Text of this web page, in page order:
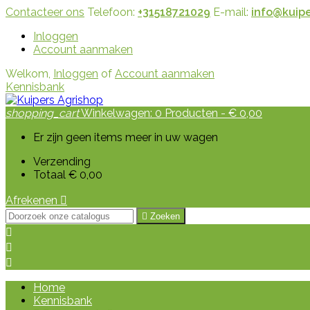
Contacteer ons Telefoon: +31518721029 E-mail:
Inloggen
Account aanmaken
Welkom, Inloggen of Account aanmaken
Kennisbank
shopping_cartWinkelwagen: 0 Producten - € 0,00
Er zijn geen items meer in uw wagen
Verzending
Totaal € 0,00
Afrekenen 
 Zoeken



Home
Kennisbank